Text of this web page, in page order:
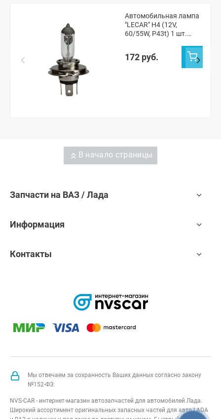
Автомобильная лампа
"LECAR" H4 (12V,
60/55W, P43t) 1 шт.
172 руб.
В начало страницы
Запчасти на ВАЗ / Лада
Информация
Контакты
Мы отвечаем за сохранность Ваших данных согласно закону
№152-ФЗ:
NVS-CAR - интернет-магазин автозапчастей для автомобилей Лада.
Широкий ассортимент оригинальных запасных частей для авто LADA